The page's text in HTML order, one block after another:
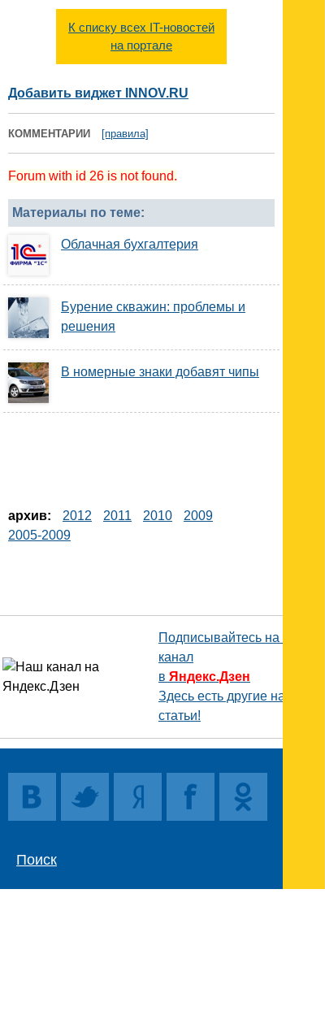
К списку всех IT-новостей
на портале
Добавить виджет INNOV.RU
КОММЕНТАРИИ [правила]
Forum with id 26 is not found.
Материалы по теме:
Облачная бухгалтерия
Бурение скважин: проблемы и
решения
В номерные знаки добавят чипы
архив: 2012 2011 2010
2009
2005-2009
Подписывайтесь на наш
канал
в Яндекс.Дзен
Здесь есть другие наши
статьи!
Поиск